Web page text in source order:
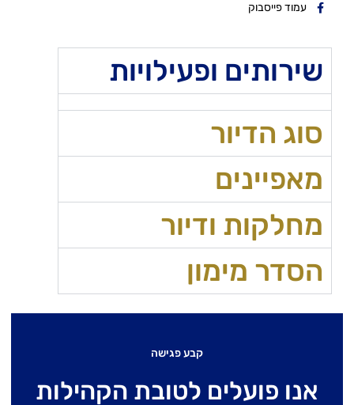
עמוד פייסבוק
שירותים ופעילויות
סוג הדיור
מאפיינים
מחלקות ודיור
הסדר מימון
קבע פגישה
אנו פועלים לטובת הקהילות